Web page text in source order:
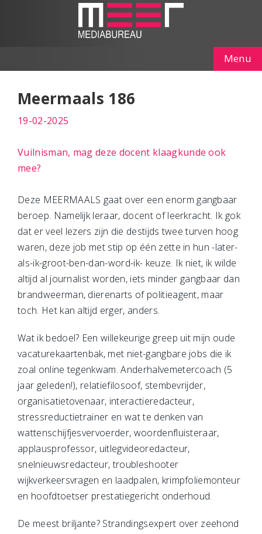
Menu
Meermaals 186
19-02-2025
Vuilnisman, mag deze docent klaagkunde ook
mee?
Deze MEERMAALS gaat over een enorm gangbaar
beroep. Namelijk leraar, docent of leerkracht. Ik gok
dat er veel lezers zijn die destijds twee turven hoog
waren, deze job met stip op één zette in hun -later-
als-ik-groot-ben-dan-word-ik- keuze. Ik niet, ik wilde
altijd al journalist worden, iets minder gangbaar dan
brandweerman, dierenarts of politieagent, maar
toch. Het kan altijd erger, anders.
Wat ik bedoel? Een willekeurige greep uit mijn oude
vacaturekaartenbak, met niet-gangbare jobs die ik
zoal online tegenkwam. Anderhalvemetercoach (5
jaar geleden!), relatiefilosoof, stembevrijder,
organisatietovenaar, interactieredacteur,
stressreductietrainer en wat te denken van
wattenschijfjesvervoerder, woordenfluisteraar,
applausprofessor, uitlegvideoredacteur,
snelnieuwsredacteur, troubleshooter
wijkverkeersvragen en laadpalen, krimpfoliemonteur
en hoofdtoetser prestatiegericht onderhoud.
De meest briljante? Strandingsexpert over zeehond